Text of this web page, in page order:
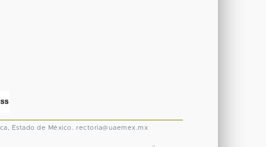
Estado de México. rectoria@uaemex.mx